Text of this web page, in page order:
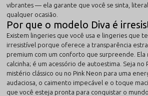
vibrantes — ela garante que você se sinta,
qualquer ocasião.
Por que o modelo Diva é
Existem lingeries que você usa e lingeries que te
irresistível porque oferece a transparência
premium com um conforto que surpreende. Ela
calcinha; é um acessório de autoestima. Seja
mistério clássico ou no Pink Neon para uma
audaciosa, o caimento impecável e o toque
que você esteja pronta para conquistar o